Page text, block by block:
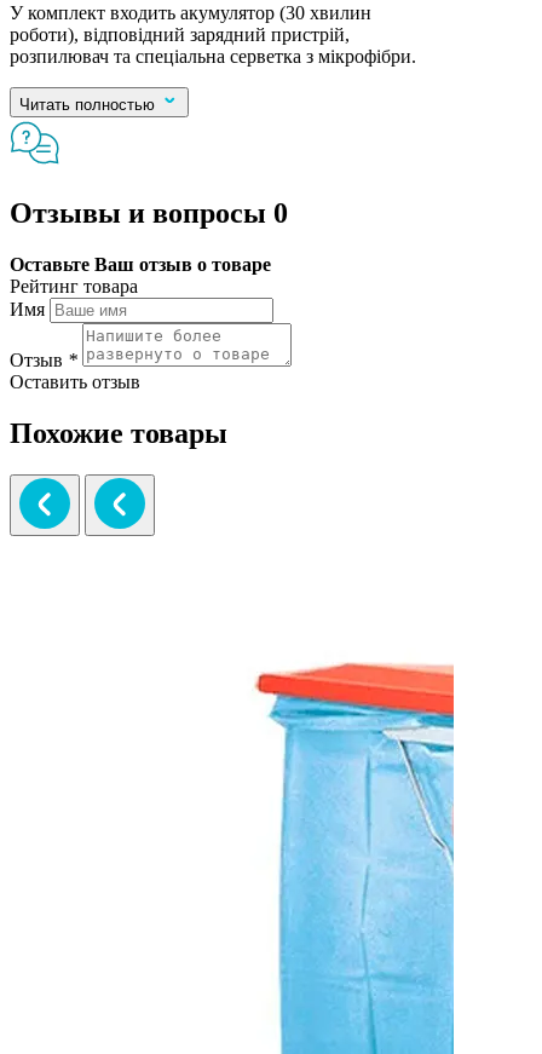
У комплект входить акумулятор (30 хвилин
роботи), відповідний зарядний пристрій,
розпилювач та спеціальна серветка з мікрофібри.
Читать полностью
Отзывы и вопросы 0
Оставьте Ваш отзыв о товаре
Рейтинг товара
Имя
Отзыв *
Оставить отзыв
Похожие товары